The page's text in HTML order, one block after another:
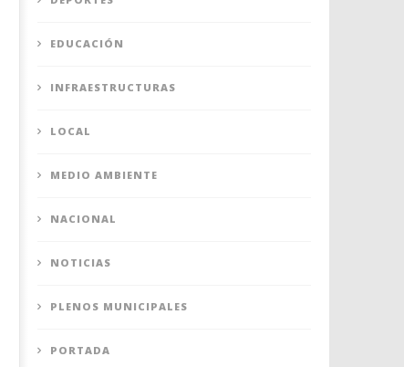
EDUCACIÓN
INFRAESTRUCTURAS
LOCAL
MEDIO AMBIENTE
NACIONAL
NOTICIAS
PLENOS MUNICIPALES
PORTADA